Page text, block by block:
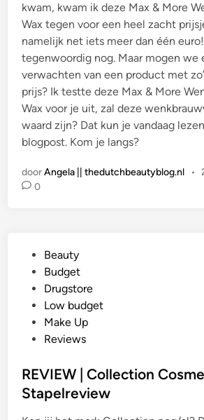
n
kwam, kwam ik deze Max & More
Wax tegen voor een heel zacht
namelijk net iets meer dan één
tegenwoordig nog. Maar mogen we
verwachten van een product met
prijs? Ik testte deze Max & More
Wax voor je uit, zal deze
waard zijn? Dat kun je vandaag
blogpost. Kom je langs?
doorAngela || thedutchbeautyblog.nl •
0
s
t
Beauty
Budget
Drugstore
Low budget
Make Up
Reviews
REVIEW | Collection
Stapelreview